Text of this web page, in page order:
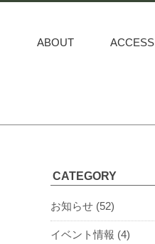
ABOUT ACCESS
CATEGORY
お知らせ (52)
イベント情報 (4)